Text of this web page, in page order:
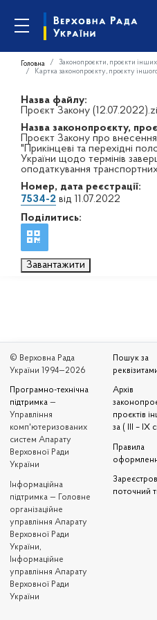
Головна Законопроєкти, проєкти інших
Картка законопроєкту, проєкту
Назва файлу:
Проєкт Закону
Назва законопроєкту,
Проєкт Закону про
"Прикінцеві та перехідні
України щодо термінів
оподаткування транспортних
Номер, дата реєстрації:
7534-2 від 11.07.2022
Поділитись:
Завантажити
© Верховна Рада
України 1994—2026
Програмно-технічна
підтримка —
Управління
комп'ютеризованих
систем Апарату
Верховної Ради
України
Iнформаційна
підтримка — Головне
організаційне
управління Апарату
Верховної Ради
України,
Інформаційне
управління Апарату
Верховної Ради
України
Пошук за
Архів
проєктів
за ( III – IX
Правила
поточний